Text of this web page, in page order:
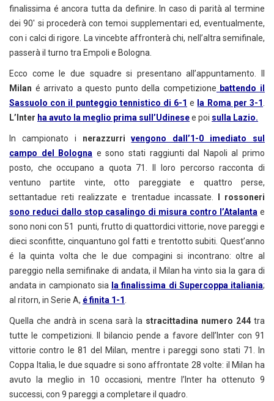
finalissima é ancora tutta da definire. In caso di parità al termine
dei 90′ si procederà con temoi supplementari ed, eventualmente,
con i calci di rigore. La vincebte affronterà chi, nell’altra semifinale,
passerà il turno tra Empoli e Bologna.
Ecco come le due squadre si presentano all’appuntamento. Il
Milan é arrivato a questo punto della competizione battendo il
Sassuolo con il punteggio tennistico di 6-1 e la Roma per 3-1.
L’Inter ha avuto la meglio prima sull’Udinesee poi sulla Lazio.
In campionato i nerazzurri
vengono dall’1-0 imediato sul
campo del Bologna e sono stati raggiunti dal Napoli al primo
posto, che occupano a quota 71. Il loro percorso racconta di
ventuno partite vinte, otto pareggiate e quattro perse,
settantadue reti realizzate e trentadue incassate.
I rossoneri
sono reduci dallo stop casalingo di misura contro l’Atalanta e
sono noni con 51 punti, frutto di quattordici vittorie, nove pareggi e
dieci sconfitte, cinquantuno gol fatti e trentotto subiti. Quest’anno
é la quinta volta che le due compagini si incontrano: oltre al
pareggio nella semifinake di andata, il Milan ha vinto sia la gara di
andata in campionato sia la finalissima di Supercoppa italiania;
al ritorn, in Serie A, é finita 1-1.
Quella che andrà in scena sarà la stracittadina numero 244 tra
tutte le competizioni. Il bilancio pende a favore dell’Inter con 91
vittorie contro le 81 del Milan, mentre i pareggi sono stati 71. In
Coppa Italia, le due squadre si sono affrontate 28 volte: il Milan ha
avuto la meglio in 10 occasioni, mentre l’Inter ha ottenuto 9
successi, con 9 pareggi a completare il quadro.